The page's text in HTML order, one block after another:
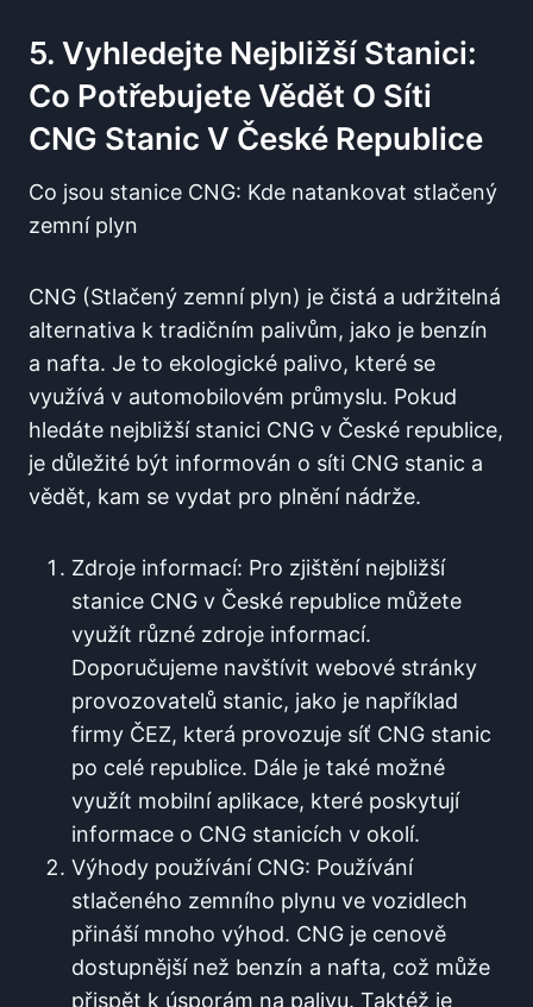
5. Vyhledejte Nejbližší Stanici:
Co Potřebujete Vědět O Síti
CNG Stanic V České Republice
Co jsou stanice CNG: Kde natankovat stlačený
zemní plyn
CNG (Stlačený zemní plyn) je čistá a udržitelná
alternativa k tradičním palivům, jako je benzín
a nafta. Je to ekologické palivo, které se
využívá v automobilovém průmyslu. Pokud
hledáte nejbližší stanici CNG v České republice,
je důležité být informován o síti CNG stanic a
vědět, kam se vydat pro plnění nádrže.
Zdroje informací: Pro zjištění nejbližší
stanice CNG v České republice můžete
využít různé zdroje informací.
Doporučujeme navštívit webové stránky
provozovatelů stanic, jako je například
firmy ČEZ, která provozuje síť CNG stanic
po celé republice. Dále je také možné
využít mobilní aplikace, které poskytují
informace o CNG stanicích v okolí.
Výhody používání CNG: Používání
stlačeného zemního plynu ve vozidlech
přináší mnoho výhod. CNG je cenově
dostupnější než benzín a nafta, což může
přispět k úsporám na palivu. Taktéž je